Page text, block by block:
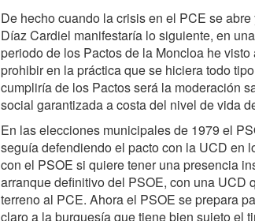
De hecho cuando la crisis en el PCE se
Díaz Cardiel manifestaría lo siguiente, en
periodo de los Pactos de la Moncloa he
prohibir en la práctica que se hiciera todo
cumpliría de los Pactos será la moderación
social garantizada a costa del nivel de vida
En las elecciones municipales de 1979 el
seguía defendiendo el pacto con la UCD en
con el PSOE si quiere tener una presencia
arranque definitivo del PSOE, con una UCD
terreno al PCE. Ahora el PSOE se prepara
claro a la burguesía que tiene bien sujeto el